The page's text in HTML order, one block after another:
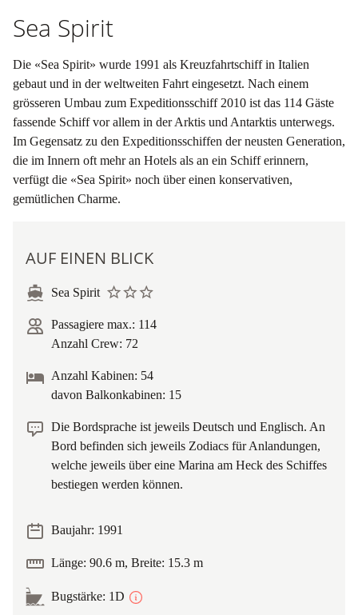
Sea Spirit
Die «Sea Spirit» wurde 1991 als Kreuzfahrtschiff in Italien
gebaut und in der weltweiten Fahrt eingesetzt. Nach einem
grösseren Umbau zum Expeditionsschiff 2010 ist das 114 Gäste
fassende Schiff vor allem in der Arktis und Antarktis unterwegs.
Im Gegensatz zu den Expeditionsschiffen der neusten Generation,
die im Innern oft mehr an Hotels als an ein Schiff erinnern,
verfügt die «Sea Spirit» noch über einen konservativen,
gemütlichen Charme.
AUF EINEN BLICK
Sea Spirit
Passagiere max.: 114
Anzahl Crew: 72
Anzahl Kabinen: 54
davon Balkonkabinen: 15
Die Bordsprache ist jeweils Deutsch und Englisch. An
Bord befinden sich jeweils Zodiacs für Anlandungen,
welche jeweils über eine Marina am Heck des Schiffes
bestiegen werden können.
Baujahr: 1991
Länge: 90.6 m, Breite: 15.3 m
Bugstärke: 1D